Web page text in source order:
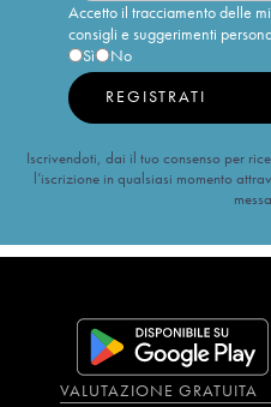
Accetto il tracciamento delle
consigli e suggerimenti
Sì
No
REGISTRATI
Iscrivendoti, dai il tuo consenso per
l’iscrizione in qualsiasi momento
VALUTAZIONE GRATUITA